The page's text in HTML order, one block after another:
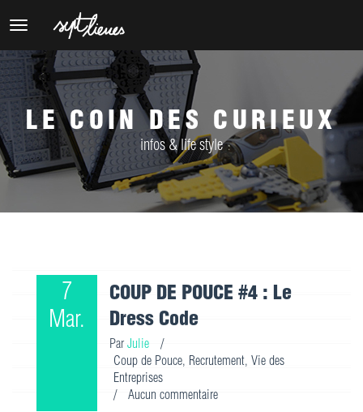
Toggle
LE COIN DES CURIEUX
infos & life style
7
Mar.
COUP DE POUCE #4 : Le
Dress Code
ParJulie
/
Coup de Pouce, Recrutement, Vie des
Entreprises
/
Aucun commentaire